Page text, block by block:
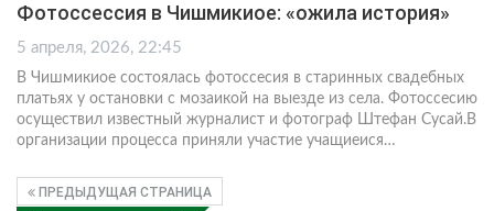
Фотоссессия в Чишмикиое: «ожила история»
5 апреля, 2026, 22:45
В Чишмикиое состоялась фотоссесия в старинных свадебных
платьях у остановки с мозаикой на выезде из села. Фотоссесию
осуществил известный журналист и фотограф Штефан Сусай.В
организации процесса приняли участие учащиеися…
ПРЕДЫДУЩАЯ СТРАНИЦА